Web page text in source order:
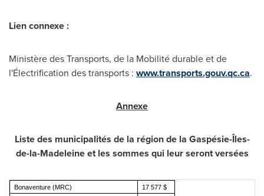
Lien connexe :
Ministère des Transports, de la Mobilité durable et de
l'Électrification des transports : www.transports.gouv.qc.ca.
Annexe
Liste des municipalités de la région de la Gaspésie-Îles-
de-la-Madeleine et les sommes qui leur seront versées
Bonaventure (MRC)
17 577 $